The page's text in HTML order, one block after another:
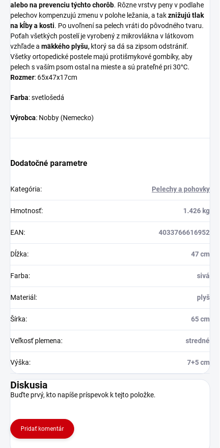
alebo na prevenciu týchto chorôb. Rôzne vrstvy peny v podlahe
pelechov kompenzujú zmenu v polohe ležania, a takznižujú tlak
na kĺby a kosti. Po uvoľnení sa pelech vráti do pôvodného tvaru.
Poťah všetkých postelí je vyrobený z mikrovlákna v látkovom
vzhľade a mäkkého plyšu, ktorý sa dá sa zipsom odstrániť.
Všetky ortopedické postele majú protišmykové gombíky, aby
pelech s vaším psom ostal na mieste a sú prateľné pri 30°C.
Rozmer: 65x47x17cm
Farba: svetlošedá
Výrobca: Nobby (Nemecko)
Dodatočné parametre
Kategória: Pelechy a pohovky
Hmotnosť: 1.426 kg
EAN: 4033766616952
Dĺžka: 47 cm
Farba: sivá
Materiál : plyš
Šírka: 65 cm
Veľkosť plemena: stredné
Výška: 7+5 cm
Diskusia
Buďte prvý, kto napíše príspevok k tejto položke.
Pridať komentár